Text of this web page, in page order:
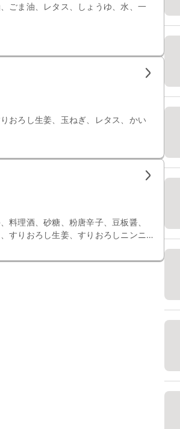
ごま油、レタス、しょうゆ、水、一
おろし生姜、玉ねぎ、レタス、かい
料理酒、砂糖、粉唐辛子、豆板醤、
すりおろし生姜、すりおろしニンニ